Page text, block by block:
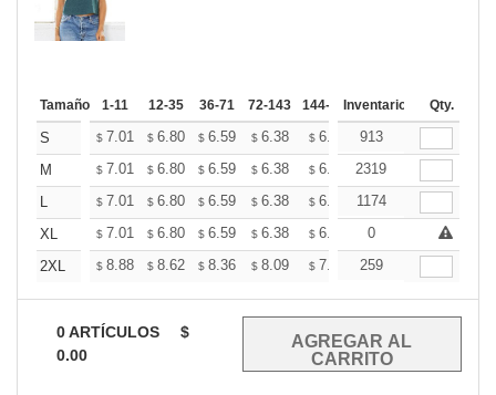
Tamaño 1-11 12-35 36-71 72-143 144-287 288 + Mas
Inventario Qty.
S $ 7.01 $ 6.80 $ 6.59 $ 6.38 $ 6.18 $6.07
913
M
$ 7.01 $ 6.80 $ 6.59 $ 6.38 $ 6.18 $6.07
2319
L
$ 7.01 $ 6.80 $ 6.59 $ 6.38 $ 6.18 $6.07
1174
XL
$ 7.01 $ 6.80 $ 6.59 $ 6.38 $ 6.18 $ +
0
2XL
$ 8.88 $ 8.62 $ 8.36 $ 8.09 $ 7.83 $7.70
259
0ARTÍCULOS
$
0.00